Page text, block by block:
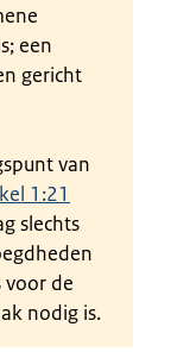
een
gericht
van
1:21
slechts
de
nodig is.